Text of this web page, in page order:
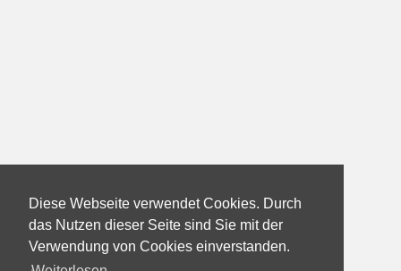
Diese Webseite verwendet Cookies. Durch
das Nutzen dieser Seite sind Sie mit der
Verwendung von Cookies einverstanden.